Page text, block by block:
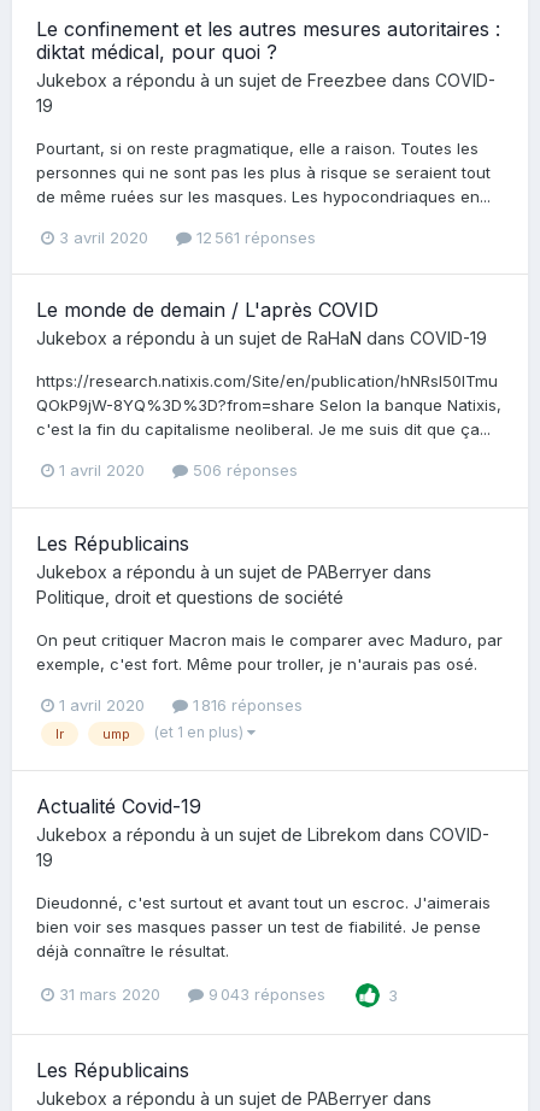
Le confinement et les autres mesures autoritaires :
diktat médical, pour quoi ?
Jukebox a répondu à un sujet de Freezbee dans COVID-
19
Pourtant, si on reste pragmatique, elle a raison. Toutes les
personnes qui ne sont pas les plus à risque se seraient tout
de même ruées sur les masques. Les hypocondriaques en...
3 avril 2020 12 561 réponses
Le monde de demain / L'après COVID
Jukebox a répondu à un sujet de RaHaN dans COVID-19
https://research.natixis.com/Site/en/publication/hNRsI50ITmu
QOkP9jW-8YQ%3D%3D?from=share Selon la banque Natixis,
c'est la fin du capitalisme neoliberal. Je me suis dit que ça...
1 avril 2020 506 réponses
Les Républicains
Jukebox a répondu à un sujet de PABerryer dans
Politique, droit et questions de société
On peut critiquer Macron mais le comparer avec Maduro, par
exemple, c'est fort. Même pour troller, je n'aurais pas osé.
1 avril 2020 1 816 réponses
lr ump (et 1 en plus)
Actualité Covid-19
Jukebox a répondu à un sujet de Librekom dans COVID-
19
Dieudonné, c'est surtout et avant tout un escroc. J'aimerais
bien voir ses masques passer un test de fiabilité. Je pense
déjà connaître le résultat.
31 mars 2020 9 043 réponses 3
Les Républicains
Jukebox a répondu à un sujet de PABerryer dans